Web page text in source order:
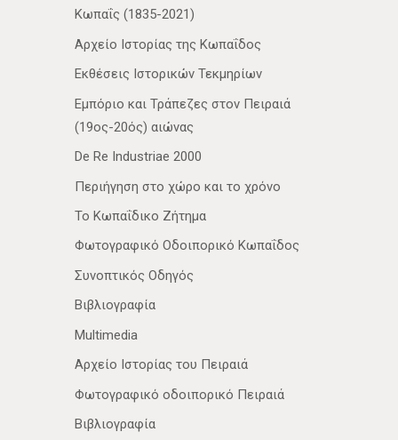
Κωπαΐς (1835-2021)
Αρχείο Ιστορίας της Κωπαΐδος
Εκθέσεις Ιστορικών Τεκμηρίων
Εμπόριο και Τράπεζες στον Πειραιά
(19ος-20ός) αιώνας
De Re Industriae 2000
Περιήγηση στο χώρο και το χρόνο
Το Κωπαΐδικο Ζήτημα
Φωτογραφικό Οδοιπορικό Κωπαΐδος
Συνοπτικός Οδηγός
Βιβλιογραφία
Multimedia
Αρχείο Ιστορίας του Πειραιά
Φωτογραφικό οδοιπορικό Πειραιά
Βιβλιογραφία